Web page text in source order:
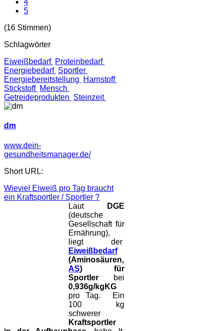
4
5
(16 Stimmen)
Schlagwörter
Eiweißbedarf Proteinbedarf
Energiebedarf Sportler
Energiebereitstellung
Harnstoff
Stickstoff Mensch
Getreideprodukten Steinzeit
dm
www.dein-
gesundheitsmanager.de/
Short URL:
Wieviel Eiweiß pro Tag braucht
ein Kraftsportler / Sportler ?
LautDGE
(deutsche
Gesellschaft für
Ernährung),
liegt der
Eiweißbedarf
(Aminosäuren,
AS) für
Sportler
bei
0,936g/kgKG
pro Tag. Ein
100 kg
schwerer
Kraftsportler